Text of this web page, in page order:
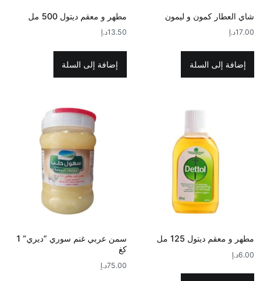
شاي العطار كمون و ليمون
17.00د.إ
إضافة إلى السلة
مطهر و معقم ديتول 500 مل
13.50د.إ
إضافة إلى السلة
مطهر و معقم ديتول 125 مل
6.00د.إ
سمن عربي غنم سوري “ديري” 1
كغ
75.00د.إ